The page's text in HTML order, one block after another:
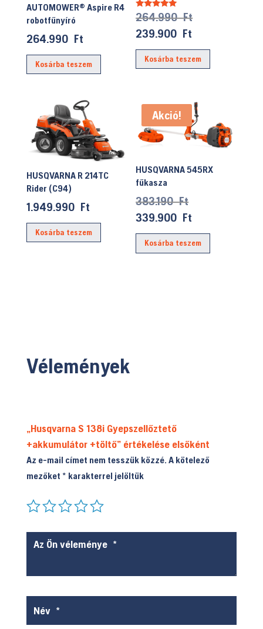
AUTOMOWER® Aspire R4
robotfűnyíró
264.990 Ft
Kosárba teszem
Értékelés:
5.00
/ 5
264.990FtOriginal
was:
264.990 Ft.
239.900 Ft
price
is:
Kosárba teszem
HUSQVARNA R 214TC
Rider (C94)
1.949.990 Ft
Kosárba teszem
Akció!
HUSQVARNA 545RX
fűkasza
383.190FtOriginal
price
was:
383.190 Ft.
339.900 Ft
price
is:
Kosárba teszem
Vélemények
„Husqvarna S 138i Gyepszellőztető
+akkumulátor +töltő” értékelése elsőként
Az e-mail címet nem tesszük közzé. A kötelező
mezőket * karakterrel jelöltük